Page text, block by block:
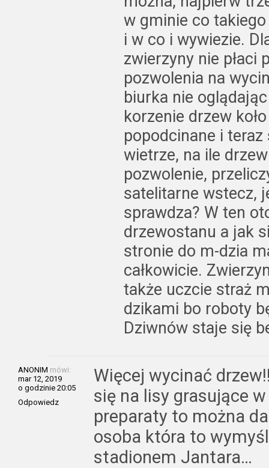
w gminie co
i w co i wywiezie.
zwierzyny nie płaci
pozwolenia na
biurka nie
korzenie drzew
popodcinane i teraz
wietrze, na ile
pozwolenie,
satelitarne wstecz,
sprawdza? W ten
drzewostanu a jak
stronie do m-dzia
całkowicie.
także uczcie straż
dzikami bo roboty
Dziwnów staje się
ANONIM mówi:
mar 12, 2019
o godzinie 20:05
Odpowiedz
Więcej wycinać
się na lisy grasujące
preparaty to można
osoba która to
stadionem Jantara…